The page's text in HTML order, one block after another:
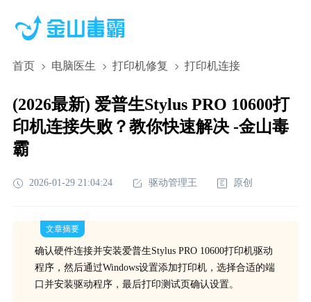
首页 电脑医生 打印机修复 打印机连接
(2026最新) 爱普生Stylus PRO 10600打
印机连接失败？教你快速解决 -金山毒
霸
2026-01-29 21:04:24 驱动管理王 原创
文章摘要
确认硬件连接并安装爱普生Stylus PRO 10600打印机驱动
程序，然后通过Windows设置添加打印机，选择合适的端
口并安装驱动程序，最后打印测试页确认设置。